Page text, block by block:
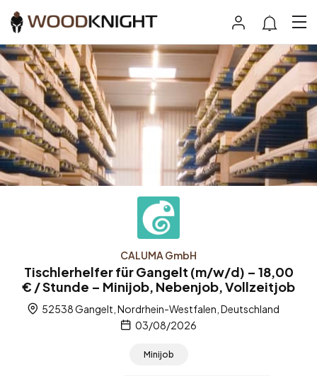
CALUMA GmbH
Tischlerhelfer für Gangelt (m/w/d) – 18,00
€ / Stunde – Minijob, Nebenjob, Vollzeitjob
52538 Gangelt, Nordrhein-Westfalen, Deutschland
03/08/2026
Minijob